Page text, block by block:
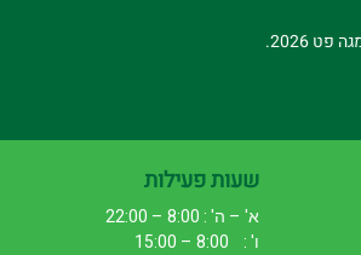
2026.
שעות פעילות
א' – ה' : 8:00 – 22:00
ו' : 8:00 – 15:00